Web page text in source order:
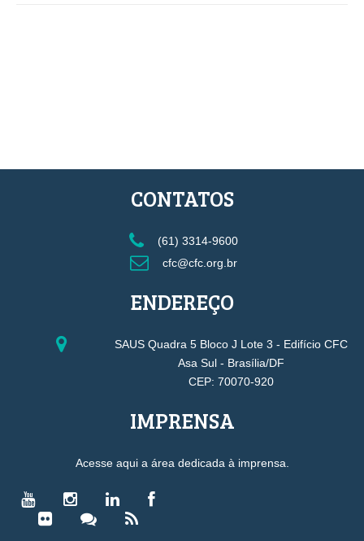
CONTATOS
(61) 3314-9600
cfc@cfc.org.br
ENDEREÇO
SAUS Quadra 5 Bloco J Lote 3 - Edifício CFC
Asa Sul - Brasília/DF
CEP: 70070-920
IMPRENSA
Acesse aqui a área dedicada à imprensa.